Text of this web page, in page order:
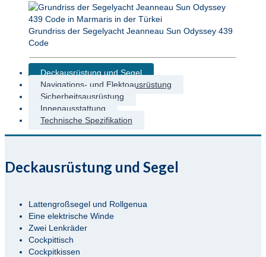
Grundriss der Segelyacht Jeanneau Sun Odyssey 439
Code
Deckausrüstung und Segel
Navigations- und Elektoausrüstung
Sicherheitsausrüstung
Innenausstattung
Technische Spezifikation
Deckausrüstung und Segel
Lattengroßsegel und Rollgenua
Eine elektrische Winde
Zwei Lenkräder
Cockpittisch
Cockpitkissen